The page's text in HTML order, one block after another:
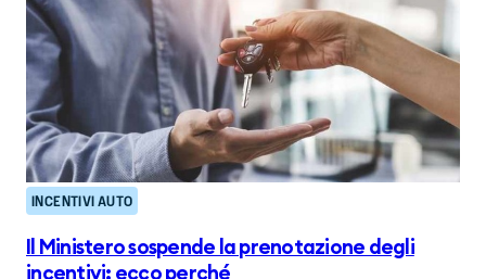
INCENTIVI AUTO
Il Ministero sospende la prenotazione degli
incentivi: ecco perché